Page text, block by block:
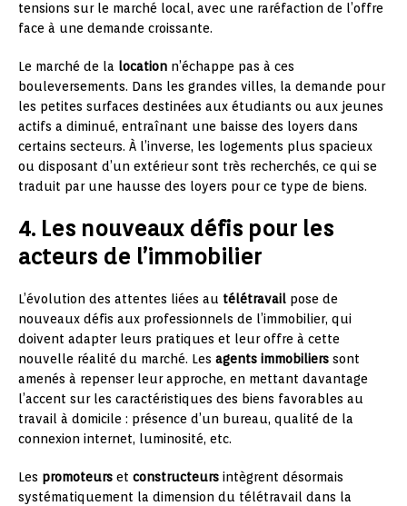
tensions sur le marché local, avec une raréfaction de l’offre
face à une demande croissante.
Le marché de la location n’échappe pas à ces
bouleversements. Dans les grandes villes, la demande pour
les petites surfaces destinées aux étudiants ou aux jeunes
actifs a diminué, entraînant une baisse des loyers dans
certains secteurs. À l’inverse, les logements plus spacieux
ou disposant d’un extérieur sont très recherchés, ce qui se
traduit par une hausse des loyers pour ce type de biens.
4. Les nouveaux défis pour les
acteurs de l’immobilier
L’évolution des attentes liées au télétravail pose de
nouveaux défis aux professionnels de l’immobilier, qui
doivent adapter leurs pratiques et leur offre à cette
nouvelle réalité du marché. Les agents immobiliers sont
amenés à repenser leur approche, en mettant davantage
l’accent sur les caractéristiques des biens favorables au
travail à domicile : présence d’un bureau, qualité de la
connexion internet, luminosité, etc.
Les promoteurs et constructeurs intègrent désormais
systématiquement la dimension du télétravail dans la